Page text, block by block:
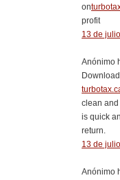
on
profit
13 de
Anónimo
clean
is quick
return.
13 de
Anónimo